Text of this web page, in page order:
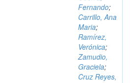
Fernando;
Carrillo, Ana
Maria;
Ramírez,
Verónica;
Zamudio,
Graciela;
Cruz Reyes,